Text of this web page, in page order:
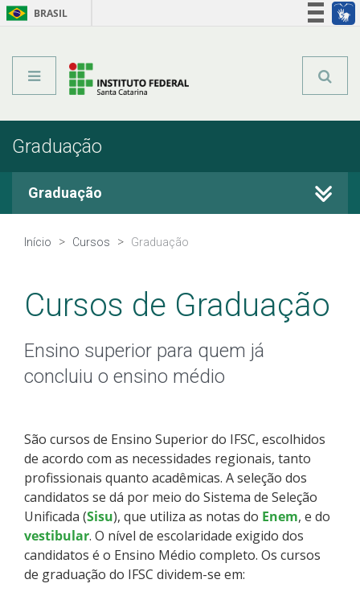
BRASIL
Graduação
Graduação
Cursos Técnicos
Qualificação Profissional
Pós-graduação
Educação de Jovens e Adultos
Transferências e retornos
PartiuIF
Parcerias
Início Cursos Graduação
Cursos de Graduação
Ensino superior para quem já
concluiu o ensino médio
São cursos de Ensino Superior do IFSC, escolhidos
de acordo com as necessidades regionais, tanto
profissionais quanto acadêmicas. A seleção dos
candidatos se dá por meio do Sistema de Seleção
Unificada (Sisu), que utiliza as notas do Enem, e do
vestibular. O nível de escolaridade exigido dos
candidatos é o Ensino Médio completo. Os cursos
de graduação do IFSC dividem-se em: